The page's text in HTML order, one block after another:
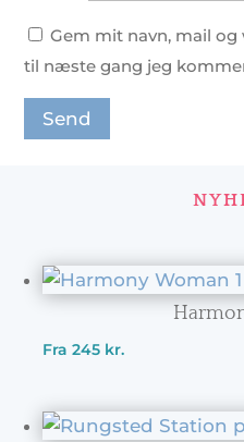
Gem mit navn, mail
til næste gang jeg
Fra245 kr.